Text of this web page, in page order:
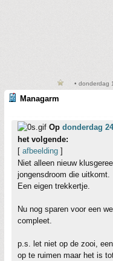
• donderdag
Managarm
Op donderdag
het volgende:
[ afbeelding ]
Niet alleen nieuw
jongensdroom die uitkomt.
Een eigen trekkertje.
Nu nog sparen voor een
compleet.
p.s. let niet op de zooi,
op te ruimen maar het is